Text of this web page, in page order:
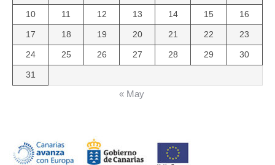
10 11 12 13 14 15 16
17 18 19 20 21 22 23
24 25 26 27 28 29 30
31
« May